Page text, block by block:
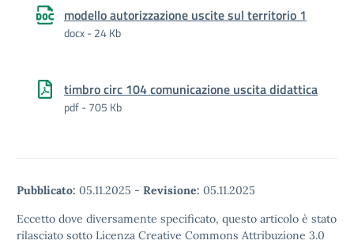
modello autorizzazione uscite sul territorio 1
docx - 24 Kb
timbro circ 104 comunicazione uscita didattica
pdf - 705 Kb
Pubblicato: 05.11.2025 - Revisione: 05.11.2025
Eccetto dove diversamente specificato, questo articolo è stato
rilasciato sotto Licenza Creative Commons Attribuzione 3.0